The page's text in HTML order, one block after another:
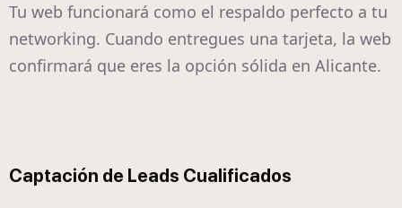
Tu web funcionará como el respaldo perfecto a tu
networking. Cuando entregues una tarjeta, la web
confirmará que eres la opción sólida en Alicante.
Captación de Leads Cualificados